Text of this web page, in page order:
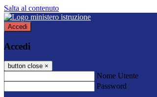
Salta al contenuto
Accedi
Accedi
button close ×
Nome Utente
Password